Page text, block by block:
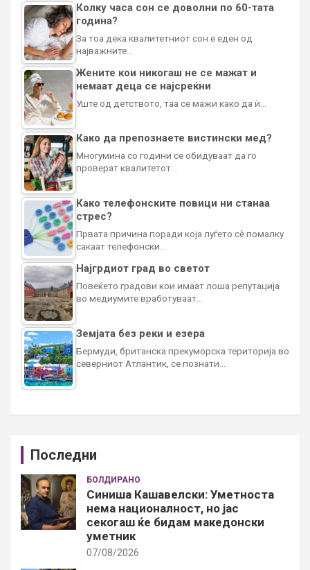
Колку часа сон се доволни по 60-тата
година?
За тоа дека квалитетниот сон е еден од
најважните…
Жените кои никогаш не се мажат и
немаат деца се најсреќни
Уште од детството, таа се мажи како да ѝ…
Како да препознаете вистински мед?
Многумина со години се обидуваат да го
проверат квалитетот…
Како телефонските повици ни станаа
стрес?
Првата причина поради која луѓето сè помалку
сакаат телефонски…
Најгрдиот град во светот
Повеќето градови кои имаат лоша репутација
во медиумите вработуваат…
Земјата без реки и езера
Бермуди, британска прекуморска територија во
северниот Атлантик, се познати…
Последни
БОЛДИРАНО
Синиша Кашавелски: Уметноста
нема националност, но јас
секогаш ќе бидам македонски
уметник
07/08/2026